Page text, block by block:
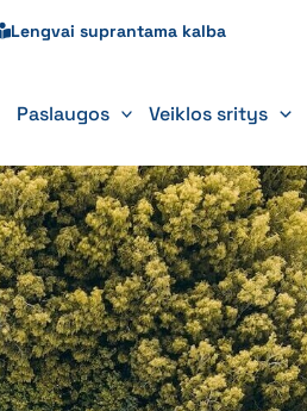
Lengvai suprantama kalba
Paslaugos Veiklos sritys